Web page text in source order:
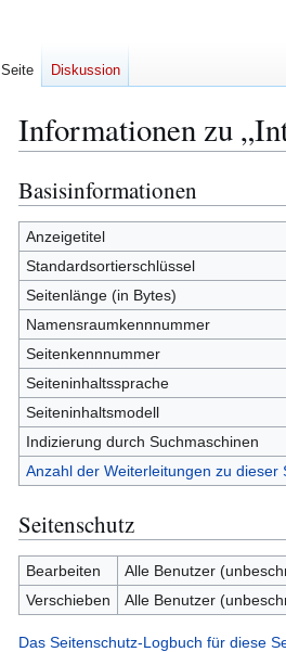
Informationen zu
Zur
Navigation
springen
Zur
Suche
springen
Basisinformationen
Anzeigetitel
Standardsortierschlüssel
Seitenlänge (in Bytes)
Namensraumkennnummer
Seitenkennnummer
Seiteninhaltssprache
Seiteninhaltsmodell
Indizierung durch Suchmaschinen
Anzahl der Weiterleitungen zu dieser
Seitenschutz
Bearbeiten
Alle Benutzer
Verschieben
Alle Benutzer
Das Seitenschutz-Logbuch für diese
Seite Diskussion